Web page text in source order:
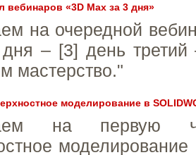
вебинаров «3D Max за 3 дня»
на очередной
– [3] день третий
мастерство."
моделирование в
на первую